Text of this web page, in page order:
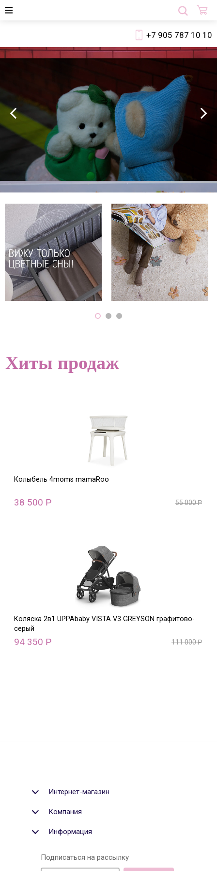
+7 905 787 10 10
Хиты продаж
Колыбель 4moms mamaRoo
38 500 Р 55 000Р
Коляска 2в1 UPPAbaby VISTA V3 GREYSON графитово-
серый
94 350 Р 111 000Р
Интернет-магазин
Компания
Информация
Подписаться на рассылку